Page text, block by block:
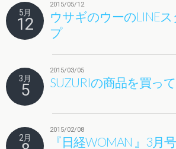
5月
12
2015/05/12
ウサギのウーのLINEス
プ
3月
5
2015/03/05
SUZURIの商品を買っ
2月
2015/02/08
『日経WOMAN 』3月